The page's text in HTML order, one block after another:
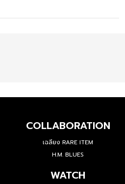
COLLABORATION
เฉลียง RARE ITEM
H.M. BLUES
WATCH